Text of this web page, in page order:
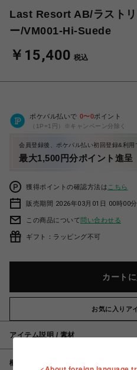
Last Resort AB/ラスト
ー/VM001-Hi-Suede
￥15,400 税込
ポケパル払いで 0〜0ポイント
（1P=1円）※キャンペーン分除く
会員登録後、ポケパル払い初回登録&利用
最大1,500円分ポイント進呈
獲得ポイントの確認方法は こちら
販売期間 2026年03月01日 00時00
この商品について問い合わせる
ギフト：ラッピング不可
カート
お気に入りア
アイテム説明 / 素材
概要